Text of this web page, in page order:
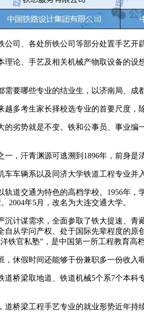
、各处所铁公司等部分处置手艺开
、手艺及相关机械产物取设备的设
哪些专业的结业生，以济南局、成都
考生家长择校选专业的首要尺度，
势就是不变。铁和公事员、事业编
汗青渊源可逃溯到1896年，前身是
辆系以及同济大学铁道工程专业并
交通为特色的高档学校。1956年，
2004年5月，改名为大连交通大学。
谋需求，全面参取了铁大提速、青
自从学问产权、处于国际先辈程度的
铁官私塾”，是中国第一所工程教育
休假时间还能够干份兼职多一份收入
梁取地道、铁道机械5个系7个本科
梁工程手艺专业的就业形势近年持